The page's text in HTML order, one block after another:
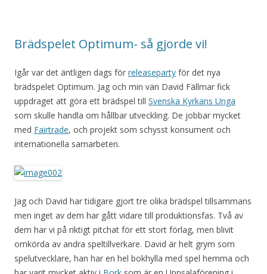
Brädspelet Optimum- så gjorde vi!
Igår var det äntligen dags för releaseparty för det nya
brädspelet Optimum. Jag och min vän David Fällmar fick
uppdraget att göra ett brädspel till Svenska Kyrkans Unga
som skulle handla om hållbar utveckling. De jobbar mycket
med Fairtrade, och projekt som schysst konsument och
internationella samarbeten.
Jag och David har tidigare gjort tre olika brädspel tillsammans
men inget av dem har gått vidare till produktionsfas. Två av
dem har vi på riktigt pitchat för ett stort förlag, men blivit
omkörda av andra speltillverkare. David är helt grym som
spelutvecklare, han har en hel bokhylla med spel hemma och